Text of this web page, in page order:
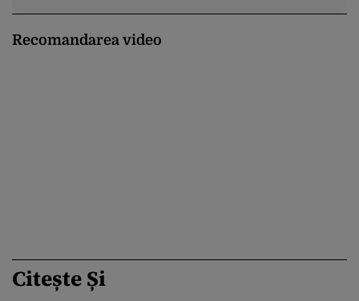
Recomandarea video
Citește Și